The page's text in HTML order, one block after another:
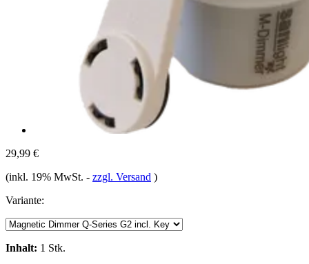
29,99 €
(inkl. 19% MwSt. - zzgl. Versand )
Variante:
Inhalt: 1 Stk.